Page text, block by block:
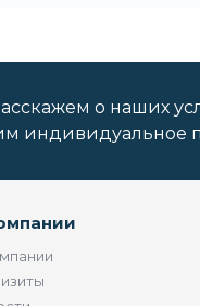
о наших
индивидуальное